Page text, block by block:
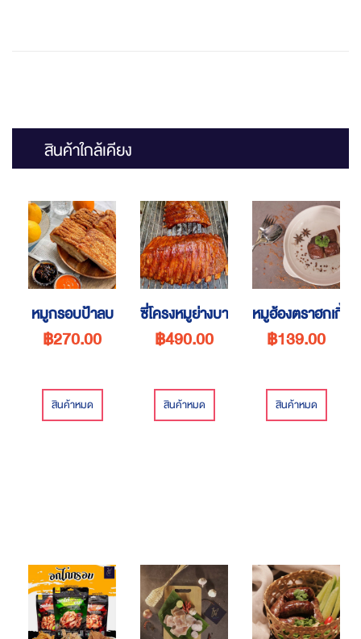
สินค้าใกล้เคียง
หมูกรอบป้าลบ
฿270.00
สินค้าหมด
ซี่โครงหมูย่างบาร์บีคิว
฿490.00
สินค้าหมด
หมูฮ้องตราฮกเกี้ยน
฿139.00
สินค้าหมด